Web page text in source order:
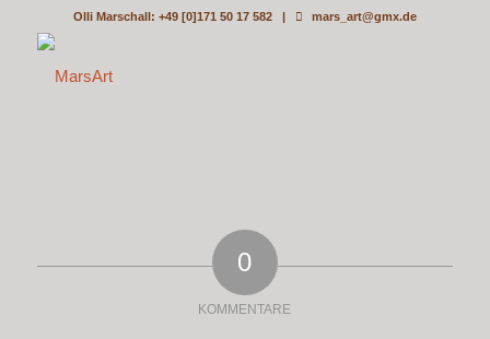
Olli Marschall: +49 [0]171 50 17 582 | mars_art@gmx.de
0
KOMMENTARE